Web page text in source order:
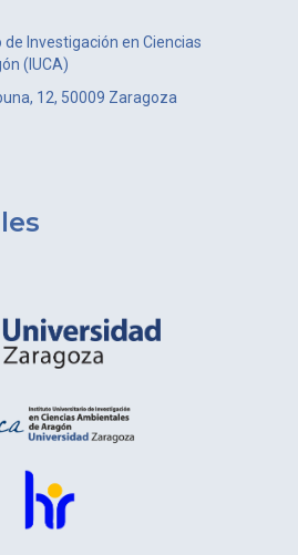
Investigación en Ciencias
(IUCA)
12, 50009 Zaragoza